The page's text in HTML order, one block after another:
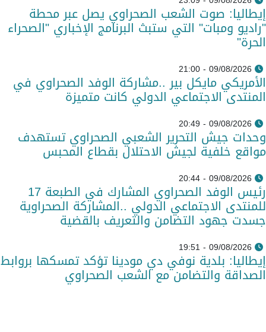
إيطاليا: صوت الشعب الصحراوي يصل عبر محطة
"راديو ومبات" التي ستبث البرنامج الإخباري "الصحراء
الحرة"
09/08/2026 - 21:00
الأمريكي مايكل بير ..مشاركة الوفد الصحراوي في
المنتدى الاجتماعي الدولي كانت متميزة
09/08/2026 - 20:49
وحدات جيش التحرير الشعبي الصحراوي تستهدف
مواقع خلفية لجيش الاحتلال بقطاع المحبس
09/08/2026 - 20:44
رئيس الوفد الصحراوي المشارك في الطبعة 17
للمنتدى الاجتماعي الدولي ..المشاركة الصحراوية
جسدت جهود التضامن والتعريف بالقضية
09/08/2026 - 19:51
إيطاليا: بلدية نوفي دي مودينا تؤكد تمسكها بروابط
الصداقة والتضامن مع الشعب الصحراوي